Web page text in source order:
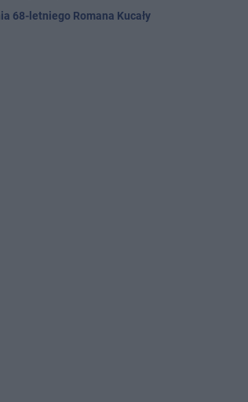
68-letniego Romana Kucały